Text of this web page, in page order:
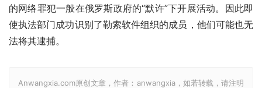
的网络罪犯一般在俄罗斯政府的“默许”下开展活动。因此即
使执法部门成功识别了勒索软件组织的成员，他们可能也无
法将其逮捕。
Anwangxia.com原创文章，作者：anwangxia，如若转载，请注明